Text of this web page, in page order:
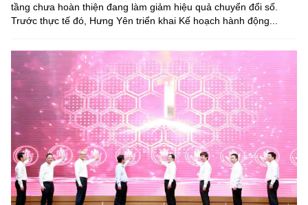
tầng chưa hoàn thiện đang làm giảm hiệu quả chuyển đổi số.
Trước thực tế đó, Hưng Yên triển khai Kế hoạch hành động...